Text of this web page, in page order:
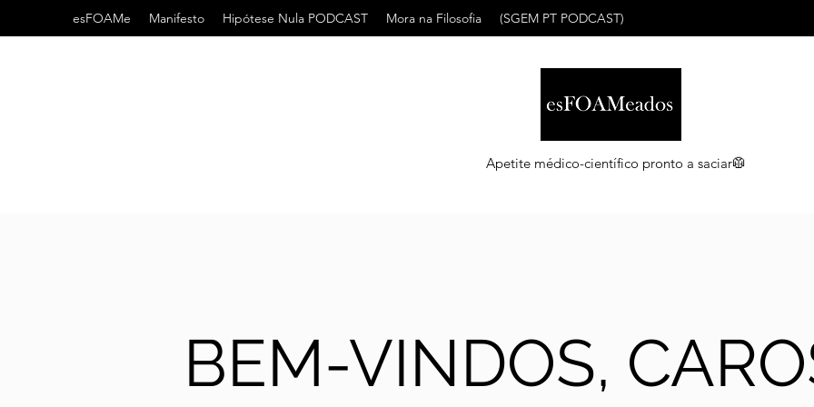
esFOAMe Manifesto Hipótese Nula PODCAST Mora na Filosofia (SGEM PT PODCAST)
Apetite médico-científico pronto a saciar🥼
BEM-VINDOS,